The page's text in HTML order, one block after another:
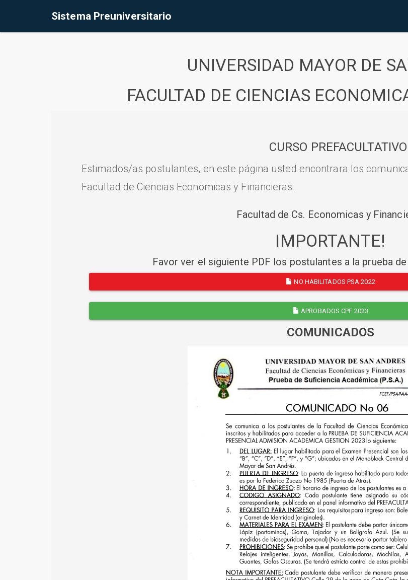
Sistema Preuniversitario
UNIVERSIDAD MAYOR DE
FACULTAD DE CIENCIAS
CURSO PREFACULTATIVO
Estimados/as postulantes, en este página usted encontrara los
Facultad de Ciencias Economicas y Financieras.
Facultad de Cs. Economicas y
IMPORTANTE!
Favor ver el siguiente PDF los postulantes a la prueba
NO HABILITADOS PSA 2022
APROBADOS CPF 2023
COMUNICADOS